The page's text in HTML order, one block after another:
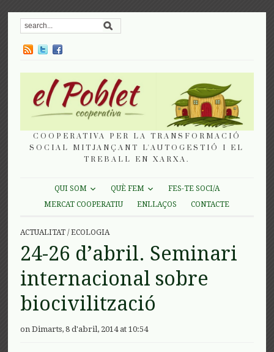
COOPERATIVA PER LA TRANSFORMACIÓ
SOCIAL MITJANÇANT L'AUTOGESTIÓ I EL
TREBALL EN XARXA.
QUI SOM QUÈ FEM
FES-TE SOCI/A
MERCAT COOPERATIU
ENLLAÇOS CONTACTE
ACTUALITAT /ECOLOGIA
24-26 d’abril. Seminari
internacional sobre
biocivilització
on Dimarts, 8 d'abril, 2014 at 10:54